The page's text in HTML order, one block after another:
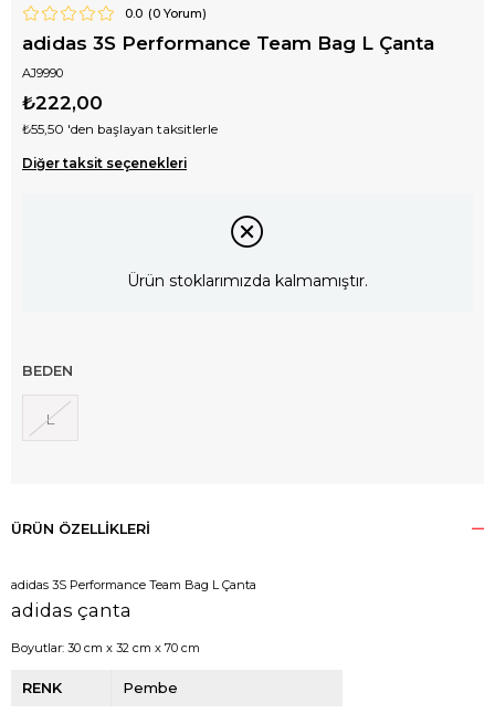
0.0 (0Yorum)
adidas 3S Performance Team Bag L Çanta
AJ9990
₺222,00
₺55,50 'den başlayan taksitlerle
Diğer taksit seçenekleri
Ürün stoklarımızda kalmamıştır.
BEDEN
L
ÜRÜN ÖZELLIKLERI
adidas 3S Performance Team Bag L Çanta
adidas çanta
Boyutlar: 30 cm x 32 cm x 70 cm
RENK Pembe